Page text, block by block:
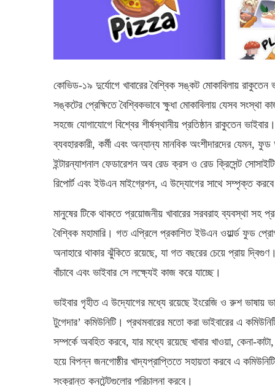
কোভিড-১৯ দুর্যোগে খাবারের বৈশ্বিক সঙ্কট মোকাবিলায়
সঙ্কটের প্রেক্ষিতে বৈশ্বিকভাবে ক্ষুধা মোকাবিলায় যেসব
সহজে যোগাযোগে বিশ্বের শীর্ষস্থানীয় প্রতিষ্ঠান রাকুতেন
ব্যবহারকারী, কর্মী এবং অন্যান্য মানবিক অংশীদারদের
ইন্টারন্যাশনাল ফেডারেশন অব রেড ক্রস ও রেড ক্রিসেন্ট
রিপোর্ট এবং ইউএন মাইগ্রেশন, এ উদ্যোগের সাথে সম্পৃক্ত
মানুষের টিকে থাকতে প্রয়োজনীয় খাবারের সরবরাহ ব্যবস্থা
বৈশ্বিক মহামারি। গত এপ্রিলে প্রকাশিত ইউএন ওয়ার্ল্ড ফুড
অনাহারে থাকার ঝুঁকিতে রয়েছে, যা গত বছরের চেয়ে প্রায়
বাঁচাবে এবং ভাইবার সে লক্ষ্যেই কাজ করে যাচ্ছে।
ভাইবার গৃহীত এ উদ্যোগের মধ্যে রয়েছে ইংরেজি ও রুশ ভাষায়
টুগেদার’ কমিউনিটি। প্রথমবারের মতো করা ভাইবারের এ
সম্পর্কে অবহিত করবে, যার মধ্যে রয়েছে খাবার খাওয়া, কেনা-
হয়ে বিপন্ন জনগোষ্ঠীর খাদ্যপ্রাপ্তিতে সহায়তা করবে এ
সংক্রান্ত কনটেন্টগুলোর পরিচালনা করবে।